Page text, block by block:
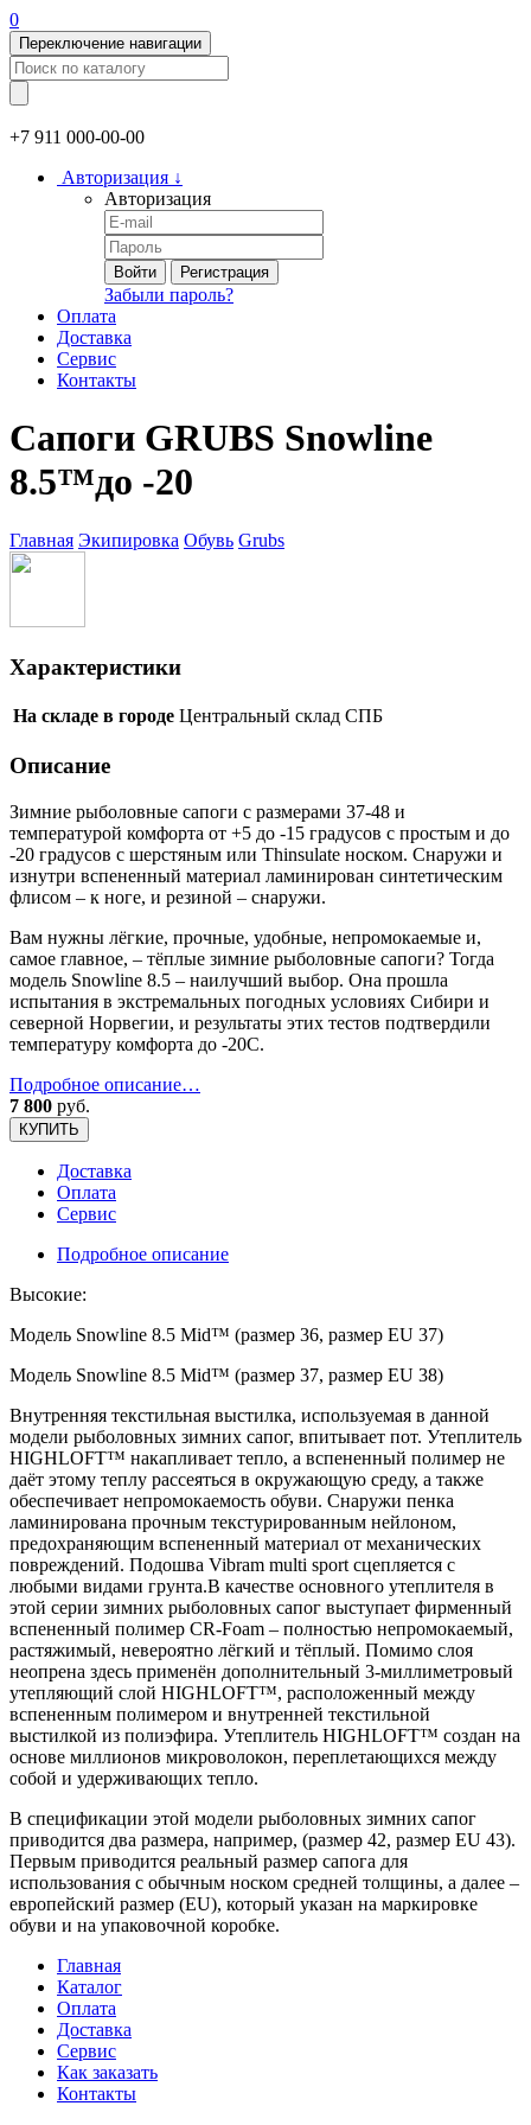
0
Переключение навигации
+7 911 000-00-00
Авторизация ↓
Авторизация
Войти Регистрация
Забыли пароль?
Оплата
Доставка
Сервис
Контакты
Сапоги GRUBS Snowline
8.5™до -20
Главная Экипировка Обувь Grubs
Характеристики
На складе в городе Центральный склад СПБ
Описание
Зимние рыболовные сапоги с размерами 37-48 и
температурой комфорта от +5 до -15 градусов с простым и до
-20 градусов с шерстяным или Thinsulate носком. Снаружи и
изнутри вспененный материал ламинирован синтетическим
флисом – к ноге, и резиной – снаружи.
Вам нужны лёгкие, прочные, удобные, непромокаемые и,
самое главное, – тёплые зимние рыболовные сапоги? Тогда
модель Snowline 8.5 – наилучший выбор. Она прошла
испытания в экстремальных погодных условиях Сибири и
северной Норвегии, и результаты этих тестов подтвердили
температуру комфорта до -20С.
Подробное описание…
7 800 руб.
КУПИТЬ
Доставка
Оплата
Сервис
Подробное описание
Высокие:
Модель Snowline 8.5 Mid™ (размер 36, размер EU 37)
Модель Snowline 8.5 Mid™ (размер 37, размер EU 38)
Внутренняя текстильная выстилка, используемая в данной
модели рыболовных зимних сапог, впитывает пот. Утеплитель
HIGHLOFT™ накапливает тепло, а вспененный полимер не
даёт этому теплу рассеяться в окружающую среду, а также
обеспечивает непромокаемость обуви. Снаружи пенка
ламинирована прочным текстурированным нейлоном,
предохраняющим вспененный материал от механических
повреждений. Подошва Vibram multi sport сцепляется с
любыми видами грунта.В качестве основного утеплителя в
этой серии зимних рыболовных сапог выступает фирменный
вспененный полимер CR-Foam – полностью непромокаемый,
растяжимый, невероятно лёгкий и тёплый. Помимо слоя
неопрена здесь применён дополнительный 3-миллиметровый
утепляющий слой HIGHLOFT™, расположенный между
вспененным полимером и внутренней текстильной
выстилкой из полиэфира. Утеплитель HIGHLOFT™ создан на
основе миллионов микроволокон, переплетающихся между
собой и удерживающих тепло.
В спецификации этой модели рыболовных зимних сапог
приводится два размера, например, (размер 42, размер EU 43).
Первым приводится реальный размер сапога для
использования с обычным носком средней толщины, а далее –
европейский размер (EU), который указан на маркировке
обуви и на упаковочной коробке.
Главная
Каталог
Оплата
Доставка
Сервис
Как заказать
Контакты